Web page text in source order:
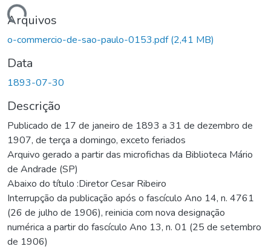
Arquivos
o-commercio-de-sao-paulo-0153.pdf(2,41 MB)
Data
1893-07-30
Descrição
Publicado de 17 de janeiro de 1893 a 31 de dezembro de
1907, de terça a domingo, exceto feriados
Arquivo gerado a partir das microfichas da Biblioteca Mário
de Andrade (SP)
Abaixo do título :Diretor Cesar Ribeiro
Interrupção da publicação após o fascículo Ano 14, n. 4761
(26 de julho de 1906), reinicia com nova designação
numérica a partir do fascículo Ano 13, n. 01 (25 de setembro
de 1906)